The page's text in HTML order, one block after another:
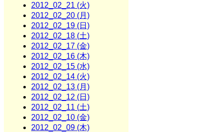
2012_02_21 (火)
2012_02_20 (月)
2012_02_19 (日)
2012_02_18 (土)
2012_02_17 (金)
2012_02_16 (木)
2012_02_15 (水)
2012_02_14 (火)
2012_02_13 (月)
2012_02_12 (日)
2012_02_11 (土)
2012_02_10 (金)
2012_02_09 (木)